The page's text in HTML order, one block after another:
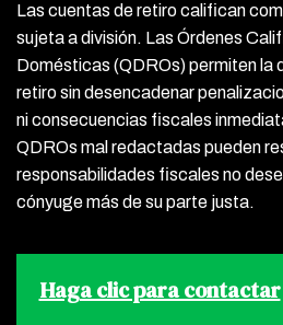
Las cuentas de retiro califican
sujeta a división. Las Órdenes
Domésticas (QDROs) permiten la
retiro sin desencadenar
ni consecuencias fiscales
QDROs mal redactadas pueden
responsabilidades fiscales no
cónyuge más de su parte justa.
Haga clic para contactar